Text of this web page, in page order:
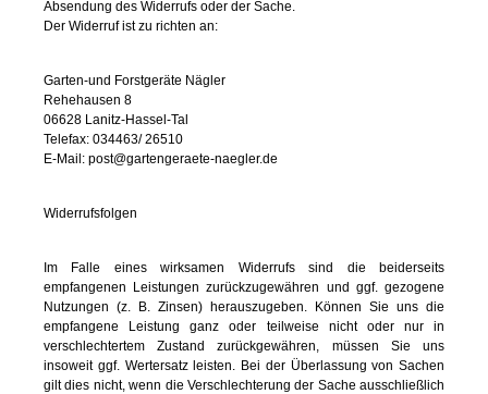
Absendung des Widerrufs oder der Sache.
Der Widerruf ist zu richten an:
Garten-und Forstgeräte Nägler
Rehehausen 8
06628 Lanitz-Hassel-Tal
Telefax: 034463/ 26510
E-Mail: post@gartengeraete-naegler.de
Widerrufsfolgen
Im Falle eines wirksamen Widerrufs sind die beiderseits
empfangenen Leistungen zurückzugewähren und ggf. gezogene
Nutzungen (z. B. Zinsen) herauszugeben. Können Sie uns die
empfangene Leistung ganz oder teilweise nicht oder nur in
verschlechtertem Zustand zurückgewähren, müssen Sie uns
insoweit ggf. Wertersatz leisten. Bei der Überlassung von Sachen
gilt dies nicht, wenn die Verschlechterung der Sache ausschließlich